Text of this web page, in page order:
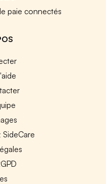
paie connectés
SideCare